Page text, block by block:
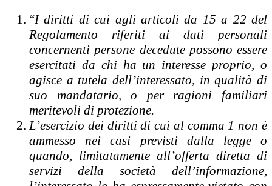
“I diritti di cui agli articoli da 15 a 22 del
Regolamento riferiti ai dati personali
concernenti persone decedute possono essere
esercitati da chi ha un interesse proprio, o
agisce a tutela dell’interessato, in qualità di
suo mandatario, o per ragioni familiari
meritevoli di protezione.
L’esercizio dei diritti di cui al comma 1 non è
ammesso nei casi previsti dalla legge o
quando, limitatamente all’offerta diretta di
servizi della società dell’informazione,